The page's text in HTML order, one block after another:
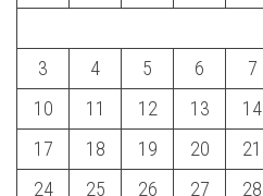
3
4 5 6 7
10
11 12 13 14
17
18 19 20 21
24
25 26 27 28